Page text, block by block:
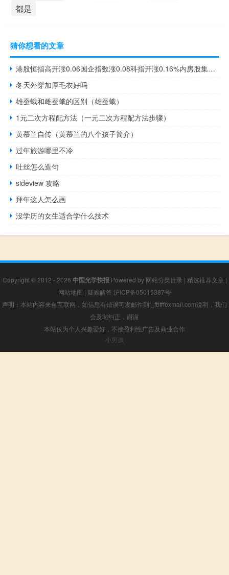
都是
猜你想看的文章
港股恒指高开涨0.06国企指数涨0.08科指开涨0.16%内房股集体上涨融创中国涨约10%中国恒大涨超6%碧桂园涨约2%
冬天外穿加厚毛衣好吗
雄蚕蛾和雌蚕蛾的区别（雄蚕蛾）
1元二次方程配方法（一元二次方程配方法步骤）
黄慕兰自传（黄慕兰的八个孩子简介）
过年旅游哪里不冷
吐丝怎么造句
sideview 攻略
拜年这人怎么画
没学历的女生适合学什么技术
Copyright © 2012 - 2026 中国光学快报 Powered by 网站分类目录 | 精选推荐文章 |
网站地图 | 疑难解答 沪ICP备05015387号
声明：本站内容来自互联网，如信息有错误可发邮件到f_fb#foxmail.com说明，我们
会及时纠正，谢谢
本站仅为个人兴趣爱好，不接盈利性广告及商业合作
小男孩